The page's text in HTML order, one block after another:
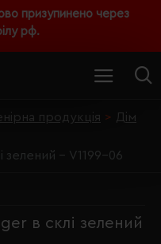
призупинено через
рф.
продукція
Дім
зелений - V1199-06
в склі зелений